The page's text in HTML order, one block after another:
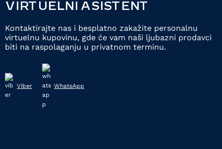
VIRTUELNI ASISTENT
Kontaktirajte nas i besplatno zakažite personalnu
virtuelnu kupovinu, gde će vam naši ljubazni prodavci
biti na raspolaganju u privatnom terminu.
Viber WhatsApp